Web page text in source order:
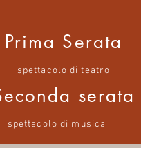
Prima Serata
spettacolo di teatro
serata
spettacolo di musica